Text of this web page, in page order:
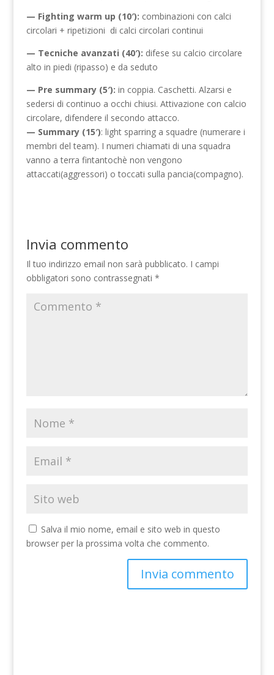
— Fighting warm up (10′): combinazioni con calci
circolari + ripetizioni di calci circolari continui
— Tecniche avanzati (40′): difese su calcio circolare
alto in piedi (ripasso) e da seduto
— Pre summary (5′): in coppia. Caschetti. Alzarsi e
sedersi di continuo a occhi chiusi. Attivazione con calcio
circolare, difendere il secondo attacco.
— Summary (15′): light sparring a squadre (numerare i
membri del team). I numeri chiamati di una squadra
vanno a terra fintantochè non vengono
attaccati(aggressori) o toccati sulla pancia(compagno).
Invia commento
Il tuo indirizzo email non sarà pubblicato. I campi
obbligatori sono contrassegnati *
Salva il mio nome, email e sito web in questo
browser per la prossima volta che commento.